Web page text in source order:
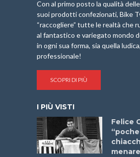
Con al primo posto la qualità
suoi prodotti confezionati, Bike
“raccogliere” tutte le realtà che
al fantastico e variegato mondo
in ogni sua forma, sia quella
professionale!
SCOPRI DI PIÙ
I PIÙ VISTI
Felice
“poche